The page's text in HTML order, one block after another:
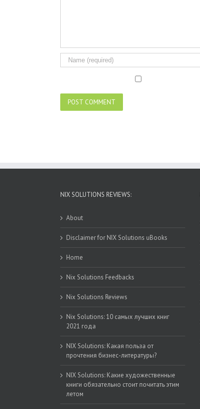
NIX SOLUTIONS REVIEWS:
About
Disclaimer for NIX Solutions uBooks
Home
Nix Solutions Feedbacks
Nix Solutions Reviews
Nix Solutions: 10 самых лучших книг
2021 года
NIX Solutions: Какая польза от
прочтения бизнес-литературы?
NIX Solutions: Какие художественные
книги обязательно стоит почитать этим
летом